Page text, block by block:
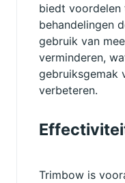
biedt voordelen
behandelingen
gebruik van
verminderen,
gebruiksgemak
verbeteren.
Trimbow is